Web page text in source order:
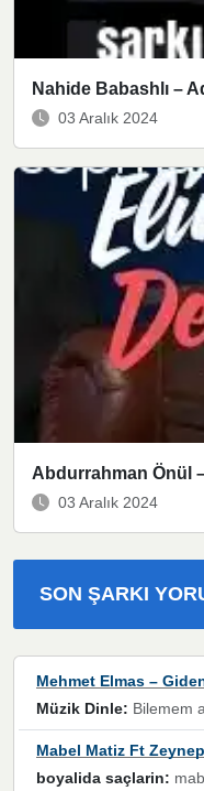
Nahide Babashlı –
03 Aralık 2024
Abdurrahman Önül
03 Aralık 2024
SON ŞARKI
Mehmet Elmas –
Müzik Dinle: Bilemem artık senden bir şans daha /
Mabel Matiz Ft
boyalida saçlarin: mabel matiz'in